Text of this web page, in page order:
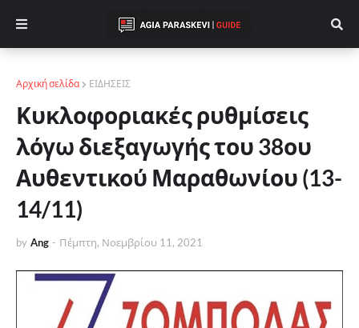
Αρχική σελίδα ΕΙΔΗΣΕΙΣ
Κυκλοφοριακές ρυθμίσεις
λόγω διεξαγωγής του 38ου
Αυθεντικού Μαραθωνίου (13-
14/11)
by Ang - Πέμπτη, Νοεμβρίου 11, 2021